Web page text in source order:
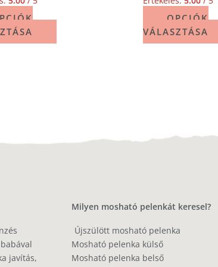
OPCIÓK
VÁLASZTÁSA
javítás,
Milyen mosható pelenkát keresel?
Újszülött mosható pelenka
Mosható pelenka külső
Mosható pelenka belső